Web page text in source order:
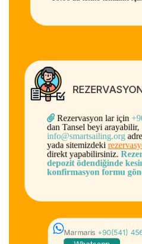
Rezervasyon lar için
dan Tansel beyi arayabilir,
info@smartsailing.org
yada sitemizdeki
direkt yapabilirsiniz.
depozit ödendiğinde
konfirmasyon formu